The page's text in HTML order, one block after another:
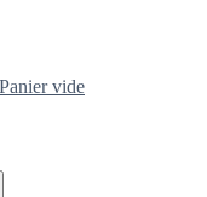
Panier vide